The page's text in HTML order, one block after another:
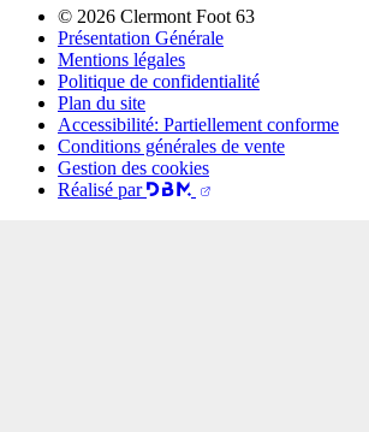
© 2026 Clermont Foot 63
Présentation Générale
Mentions légales
Politique de confidentialité
Plan du site
Accessibilité: Partiellement conforme
Conditions générales de vente
Gestion des cookies
Réalisé par